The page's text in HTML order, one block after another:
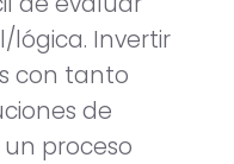
lógica. Invertir
con tanto
de
proceso